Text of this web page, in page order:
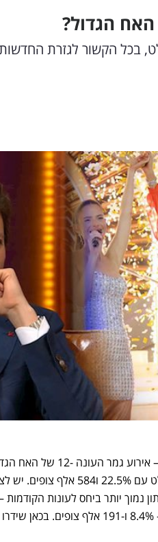
האח הגדול?
הגיע סוף סוף – אירוע
בהחלט עם 22.5% ו584 אלף
הגמר בקשת 12 שידרו את הכרישים שרשמה –